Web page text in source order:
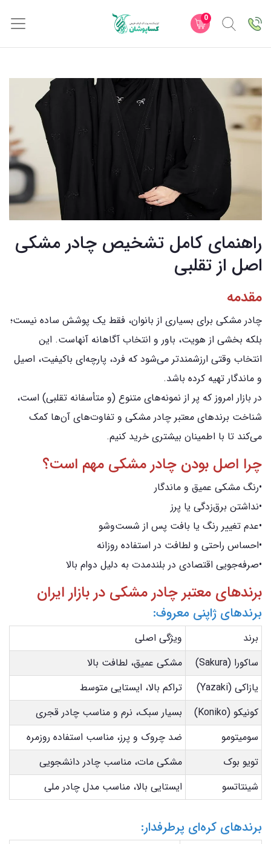
0
راهنمای کامل تشخیص چادر مشکی
اصل از تقلبی
مقدمه
چادر مشکی برای بسیاری از بانوان، فقط یک پوشش ساده نیست؛
بلکه بخشی از هویت، باور و انتخاب آگاهانه آنهاست. این
انتخاب وقتی ارزشمندتر می‌شود که فرد، پارچه‌ای باکیفیت، اصیل
و ماندگار تهیه کرده باشد.
در بازار امروز که پر از نمونه‌های متنوع (و متأسفانه تقلبی) است،
شناخت برندهای معتبر چادر مشکی و تفاوت‌های آن‌ها کمک
می‌کند تا با اطمینان بیشتری خرید کنیم.
چرا اصل بودن چادر مشکی مهم است؟
•رنگ مشکی عمیق و ماندگار
•نداشتن برق‌زدگی یا پرز
•عدم تغییر رنگ یا بافت پس از شست‌وشو
•احساس راحتی و لطافت در استفاده روزانه
•صرفه‌جویی اقتصادی در بلندمدت به دلیل دوام بالا
برندهای معتبر چادر مشکی در بازار ایران
برندهای ژاپنی معروف:
برند
ویژگی اصلی
ساکورا (Sakura)
مشکی عمیق، لطافت بالا
یازاکی (Yazaki)
تراکم بالا، ایستایی متوسط
کونیکو (Koniko)
بسیار سبک، نرم و مناسب چادر قجری
سومیتومو
ضد چروک و پرز، مناسب استفاده روزمره
تویو بوک
مشکی مات، مناسب چادر دانشجویی
شینتاتسو
ایستایی بالا، مناسب مدل چادر ملی
برندهای کره‌ای پرطرفدار: